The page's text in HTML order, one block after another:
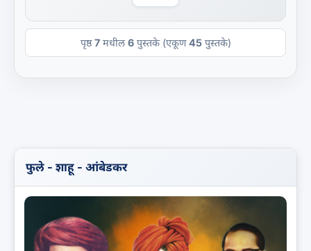
पृष्ठ7मधील6पुस्तके (एकूण45पुस्तके)
फुले - शाहू - आंबेडकर